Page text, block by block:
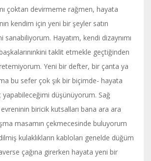
çoktan devirmeme rağmen, hayata
kendim için yeni bir şeyler satın
sanabiliyorum. Hayatım, kendi dizaynımı
taklit etmekle geçtiğinden
Yeni bir defter, bir çanta ya
bu sefer çok şık bir biçimde- hayata
yapabileceğimi düşünüyorum. Sağ
biricik kutsalları bana ara ara
masamın çekmecesinde buluyorum
kulaklıkların kabloları genelde düğüm
çağına girerken hayata yeni bir